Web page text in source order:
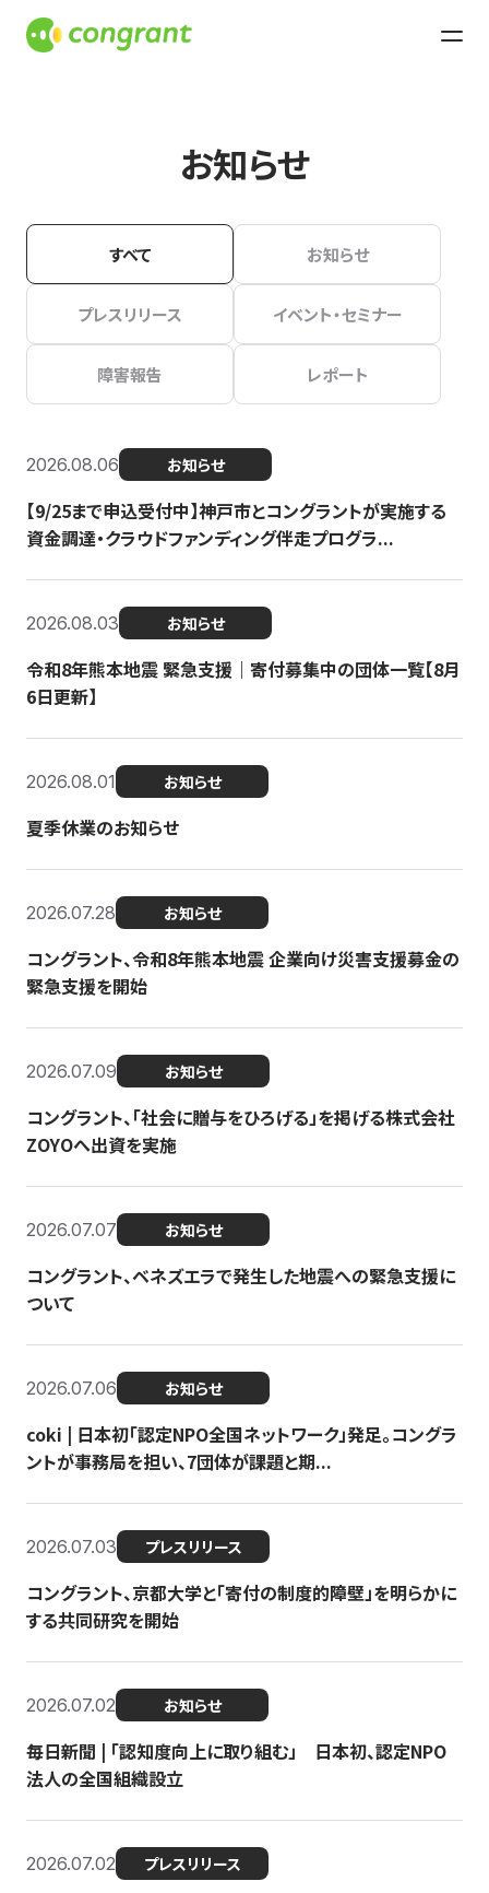
お知らせ
すべて お知らせ
プレスリリース イベント・セミナー
障害報告 レポート
2026.08.06 お知らせ
【9/25まで申込受付中】神戸市とコングラントが実施する
資金調達・クラウドファンディング伴走プログラ...
2026.08.03 お知らせ
令和8年熊本地震 緊急支援｜寄付募集中の団体一覧【8月
6日更新】
2026.08.01 お知らせ
夏季休業のお知らせ
2026.07.28 お知らせ
コングラント、令和8年熊本地震 企業向け災害支援募金の
緊急支援を開始
2026.07.09 お知らせ
コングラント、「社会に贈与をひろげる」を掲げる株式会社
ZOYOへ出資を実施
2026.07.07 お知らせ
コングラント、ベネズエラで発生した地震への緊急支援に
ついて
2026.07.06 お知らせ
coki | 日本初「認定NPO全国ネットワーク」発足。コングラ
ントが事務局を担い、7団体が課題と期...
2026.07.03 プレスリリース
コングラント、京都大学と「寄付の制度的障壁」を明らかに
する共同研究を開始
2026.07.02 お知らせ
毎日新聞 | 「認知度向上に取り組む」 日本初、認定NPO
法人の全国組織設立
2026.07.02 プレスリリース